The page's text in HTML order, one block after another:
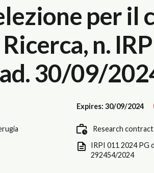
per il
n.
30/09/
Expires: 30/09/2024
Research contract
IRPI 011 2024 PG
292454/2024